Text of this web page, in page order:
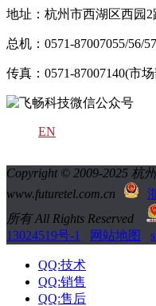
地址：杭州市西湖区西园
总机：0571-87007055/56/
传真：0571-87007140(市
EN
Copyright © 2009-2025 杭
www.futuretel.com.cn
所有 All Rights Reserved
13024519号-1
网站地图
QQ:技术
QQ:销售
QQ:售后